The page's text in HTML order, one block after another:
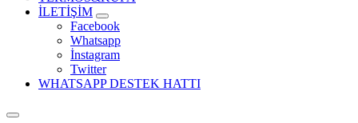
İLETİŞİM
Facebook
Whatsapp
İnstagram
Twitter
WHATSAPP DESTEK HATTI